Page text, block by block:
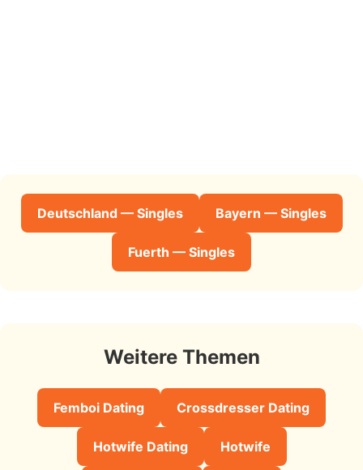
Deutschland — Singles Bayern — Singles
Fuerth — Singles
Weitere Themen
Femboi Dating Crossdresser Dating
Hotwife Dating Hotwife